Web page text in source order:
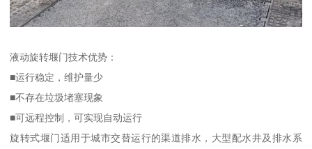
液动旋转堰门技术优势：
■运行稳定，维护量少
■不存在垃圾堵塞现象
■可远程控制，可实现自动运行
旋转式堰门适用于城市交替运行的渠道排水，大型配水井及排水系